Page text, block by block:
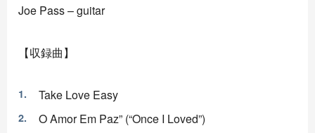
Joe Pass – guitar
【収録曲】
Take Love Easy
O Amor Em Paz” (“Once I Loved”)